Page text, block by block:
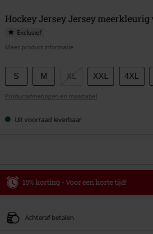
Hockey Jersey Jersey meerkleurig
Exclusief
Meer product informatie
Kies
je
maat
S M XL XXL 4XL
Productafmetingen en maattabel
Uit voorraad leverbaar
15% korting - Voor een korte tijd!
Geldig t/m 09-08-2026
Achteraf betalen